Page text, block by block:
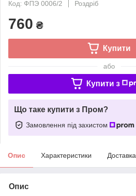
Код: ФПЭ 0006/2
Роздріб
760 ₴
Купити
або
Купити з
Що таке купити з Пром?
Замовлення під захистом
Опис Характеристики Доставка
Опис